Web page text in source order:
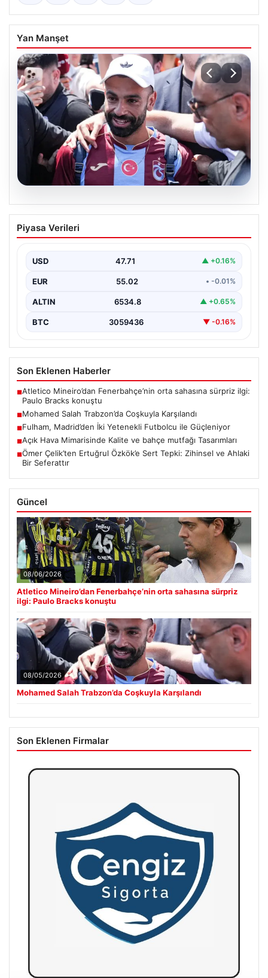
Yan Manşet
Mohamed Salah Trabzon’da Coşkuyla
Karşılandı
ilgi ve büyük heyecan eşliğinde Trabzon’a geldi.
Dünyaca…
Piyasa Verileri
USD 47.71 ▲ +0.16%
EUR 55.02 • -0.01%
ALTIN 6534.8 ▲ +0.65%
BTC 3059436 ▼ -0.16%
Son Eklenen Haberler
■Atletico Mineiro’dan Fenerbahçe’nin orta sahasına sürpriz ilgi:
Paulo Bracks konuştu
■Mohamed Salah Trabzon’da Coşkuyla Karşılandı
■Fulham, Madrid’den İki Yetenekli Futbolcu ile Güçleniyor
■Açık Hava Mimarisinde Kalite ve bahçe mutfağı Tasarımları
■Ömer Çelik’ten Ertuğrul Özkök’e Sert Tepki: Zihinsel ve Ahlaki
Bir Seferattır
Güncel
08/06/2026
Atletico Mineiro’dan Fenerbahçe’nin orta sahasına sürpriz
ilgi: Paulo Bracks konuştu
08/05/2026
Mohamed Salah Trabzon’da Coşkuyla Karşılandı
Son Eklenen Firmalar